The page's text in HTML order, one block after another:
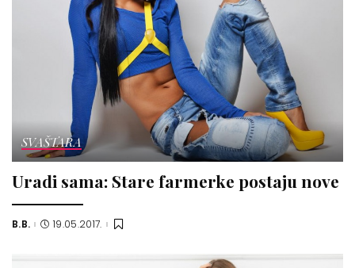
SVAŠTARA
Uradi sama: Stare farmerke postaju nove
Posted
B.B. 19.05.2017.